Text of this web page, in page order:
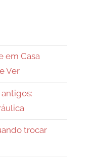
em Casa
Ver
trocar